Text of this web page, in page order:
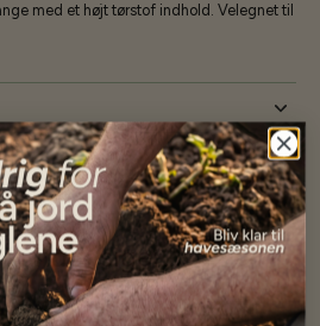
med et højt tørstof indhold. Velegnet til
siger...